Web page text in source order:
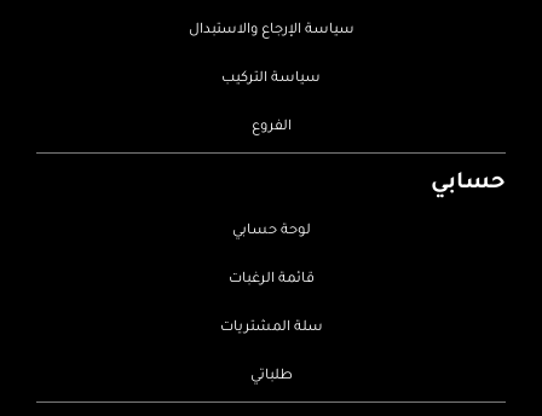
سياسة الإرجاع والاستبدال
سياسة التركيب
الفروع
حسابي
لوحة حسابي
قائمة الرغبات
سلة المشتريات
طلباتي